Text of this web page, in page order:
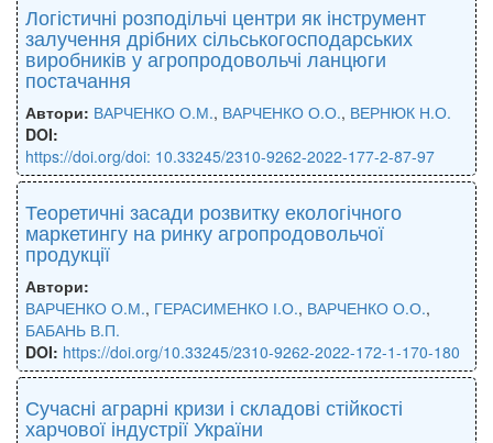
Логістичні розподільчі центри як інструмент
залучення дрібних сільськогосподарських
виробників у агропродовольчі ланцюги
постачання
Автори: ВАРЧЕНКО О.М., ВАРЧЕНКО О.О., ВЕРНЮК Н.О.
DOI:
https://doi.org/doi: 10.33245/2310-9262-2022-177-2-87-97
Теоретичні засади розвитку екологічного
маркетингу на ринку агропродовольчої
продукції
Автори:
ВАРЧЕНКО О.М., ГЕРАСИМЕНКО І.О., ВАРЧЕНКО О.О.,
БАБАНЬ В.П.
DOI: https://doi.org/10.33245/2310-9262-2022-172-1-170-180
Сучасні аграрні кризи і складові стійкості
харчової індустрії України